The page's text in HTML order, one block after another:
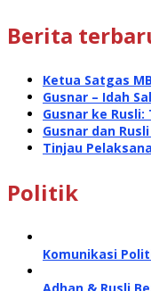
Berita
Ketua Satgas
Gusnar – Idah
Gusnar ke
Gusnar dan
Tinjau
Politik
Komunikasi